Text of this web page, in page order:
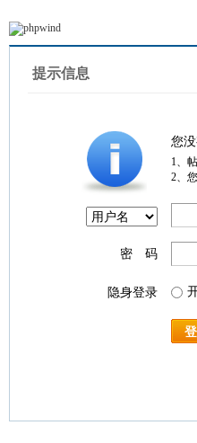
提示信息
您
1、
2、
密 码
隐身登录